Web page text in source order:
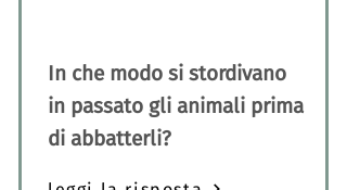
In che modo si stordivano
in passato gli animali prima
di abbatterli?